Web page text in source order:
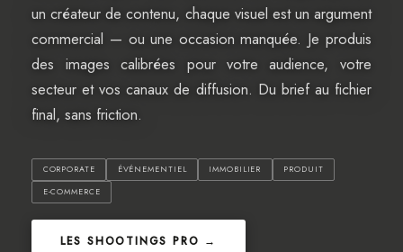
un créateur de contenu, chaque visuel est un argument
commercial — ou une occasion manquée. Je produis
des images calibrées pour votre audience, votre
secteur et vos canaux de diffusion. Du brief au fichier
final, sans friction.
CORPORATE ÉVÉNEMENTIEL IMMOBILIER
PRODUIT
E-COMMERCE
LES SHOOTINGS PRO →